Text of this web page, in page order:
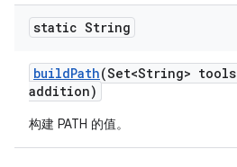
static String
buildPath(Set<String> tools
addition)
构建 PATH 的值。